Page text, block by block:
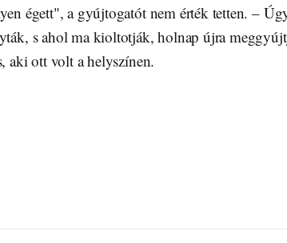
égett", a gyújtogatót nem érték tetten. –
s ahol ma kioltotják, holnap újra
aki ott volt a helyszínen.